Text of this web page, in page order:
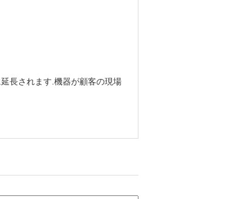
長されます.機器が顧客の現場